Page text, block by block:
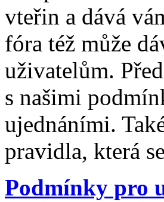
vteřin a dává
fóra též může
uživatelům.
s našimi
ujednáními.
pravidla, která
Podmínky pro